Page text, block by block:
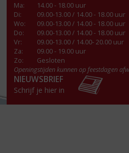
Ma:
14.00 - 18.00 uur
Di:
09.00-13.00 / 14.00 - 18.00 uur
Wo:
09.00-13.00 / 14.00 - 18.00 uur
Do:
09.00-13.00 / 14.00 - 18.00 uur
Vr:
09.00-13.00 / 14.00- 20.00 uur
Za:
09.00 - 19.00 uur
Zo:
Gesloten
Openingstijden kunnen op feestdagen
NIEUWSBRIEF
Schrijf je hier in